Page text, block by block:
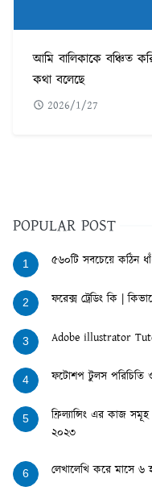
আমি বালিকাকে বঞ্চিত
কথা বলেছে
2026/1/27
POPULAR POST
1 ৫৬০টি সবচেয়ে কঠিন
2 ফরেক্স ট্রেডিং কি |
3 Adobe illustrator
4 ফটোশপ টুলস পরিচিতি
5
ফ্রিল্যান্সিং এর কাজ সমূহ
২০২৩
6 লেখালেখি করে মাসে